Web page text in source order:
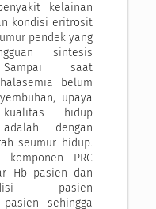
kelainan
kondisi eritrosit
pendek yang
sintesis
saat
belum
upaya
hidup
dengan
seumur hidup.
PRC
Hb pasien dan
pasien
sehingga